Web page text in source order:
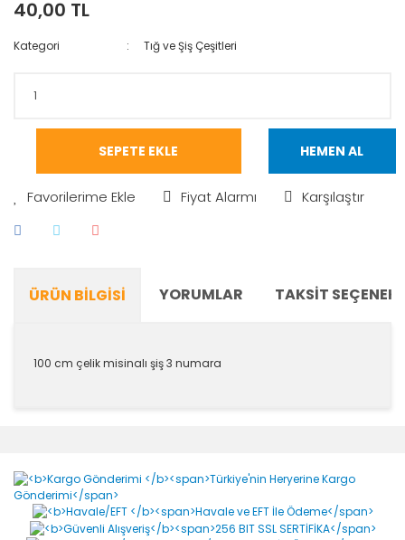
40,00 TL
Kategori Tığ ve Şiş Çeşitleri
SEPETE EKLE HEMEN AL
Fiyat Alarmı Karşılaştır
ÜRÜN BILGISI YORUMLAR TAKSIT
100 cm çelik misinalı şiş 3 numara
Yorum Yaz
Ürün resmi kalitesiz, bozuk veya görüntülenemiyor.
Ürün açıklamasında eksik bilgiler bulunuyor.